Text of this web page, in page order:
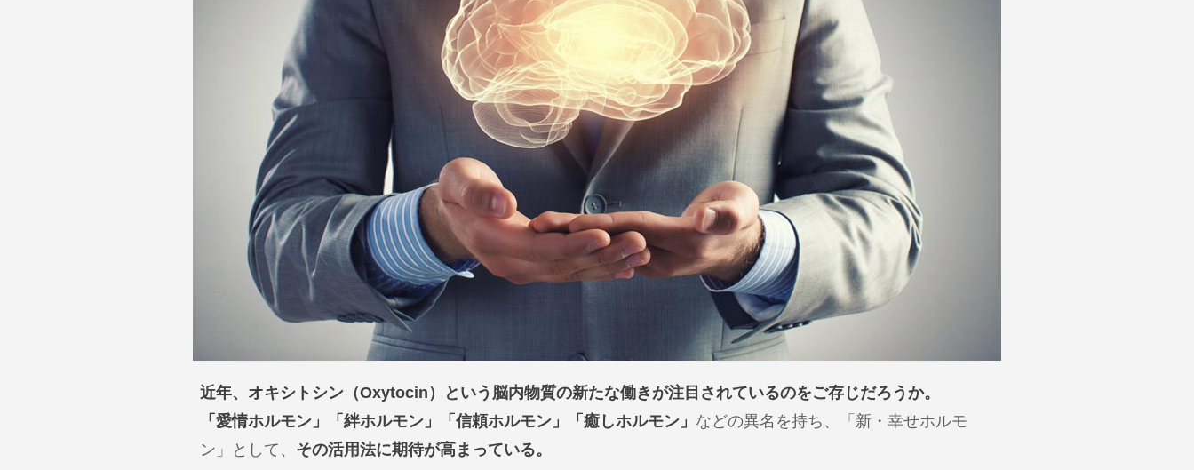
近年、オキシトシン（Oxytocin）という脳内物質の新たな働きが注目されているのをご存じだろうか。
「愛情ホルモン」「絆ホルモン」「信頼ホルモン」「癒しホルモン」 などの異名を持ち、「新・幸せホルモ
ン」として、 その活用法に期待が高まっている。